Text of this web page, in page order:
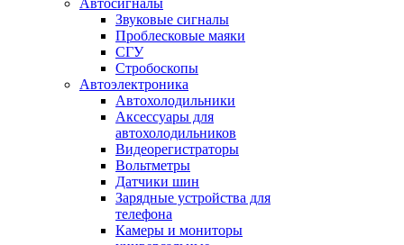
Звуковые сигналы
Проблесковые маяки
СГУ
Стробоскопы
Автоэлектроника
Автохолодильники
Аксессуары для
автохолодильников
Видеорегистраторы
Вольтметры
Датчики шин
Зарядные устройства для
телефона
Камеры и мониторы